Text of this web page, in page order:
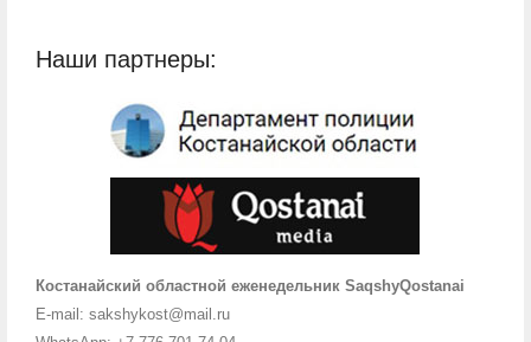
Наши партнеры:
Костанайский областной еженедельник SaqshyQostanai
E-mail: sakshykost@mail.ru